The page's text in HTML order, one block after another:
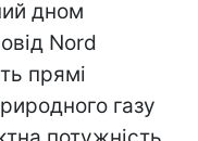
дном
Nord
прямі
газу